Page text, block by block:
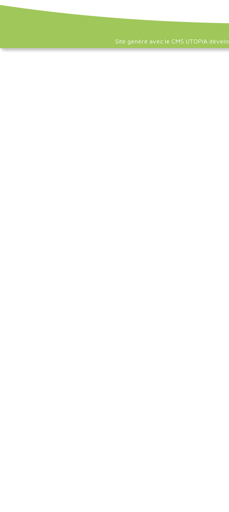
Site généré avec le CMS UTOPIA